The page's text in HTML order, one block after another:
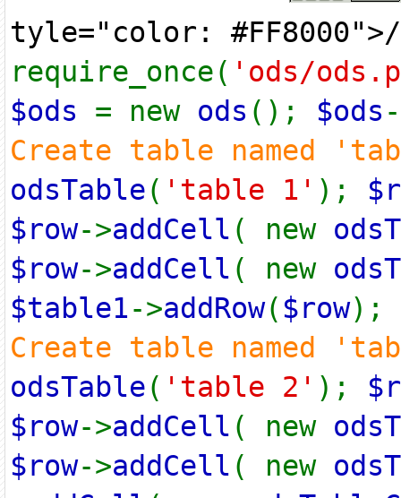
tyle="color:
require_once( 'ods/
$ods = new ods (); $ods
Create table named
odsTable( 'table 1' );
$row->addCell ( new
$row->addCell ( new
$table1->addRow( $row);
Create table named
odsTable( 'table 2' );
$row->addCell ( new
$row->addCell ( new